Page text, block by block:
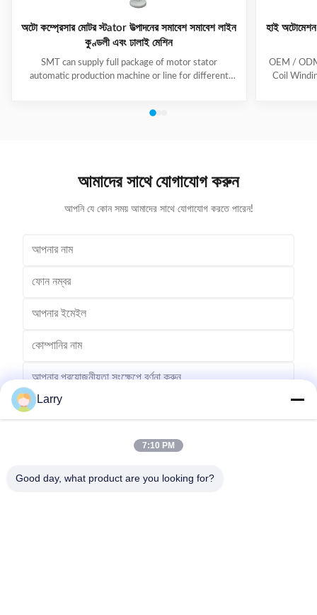
অটো কম্প্রেসার মোটর স্টator উত্পাদনের সমাবেশ সমাবেশ লাইন
কুণ্ডলী এবং ঢালাই মেশিন
SMT can supply full package of motor stator
automatic production machine or line for different
production line including paper inserting machine, coil
inserting machine,
হাই অটোমেশন
OEM /
Coil
আমাদের সাথে যোগাযোগ করুন
আপনি যে কোন সময় আমাদের সাথে যোগাযোগ করতে পারেন!
Larry
7:10 PM
Good day, what product are you looking for?